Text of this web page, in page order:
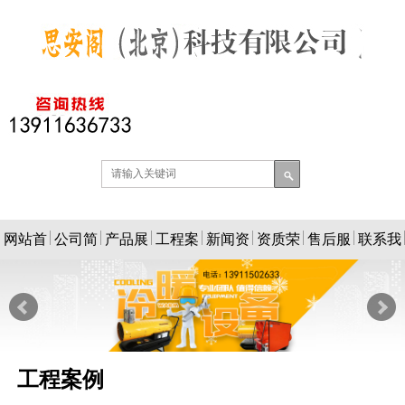
网站首 公司简 产品展
示
工程案
例
新闻资
讯
资质荣
誉
售后服
务
联系我
工程案例